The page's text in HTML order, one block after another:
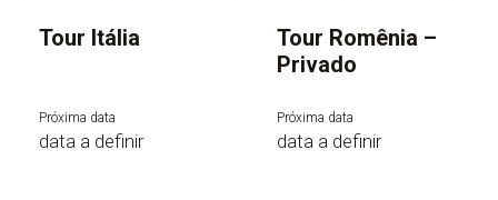
Tour Itália
Próxima data
data a definir
Tour Romênia –
Privado
Próxima data
data a definir